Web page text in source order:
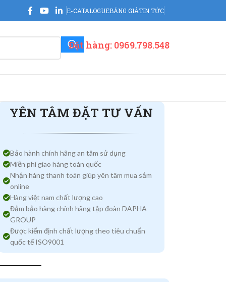
E-CATALOGUEBẢNG GIÁTIN TỨC
Đặt hàng: 0969.798.548
YÊN TÂM ĐẶT TƯ VẤN
Bảo hành chính hãng an tâm sử dụng
Miễn phí giao hàng toàn quốc
Nhận hàng thanh toán giúp yên tâm mua sắm
online
Hàng việt nam chất lượng cao
Đảm bảo hàng chính hãng tập đoàn DAPHA
GROUP
Được kiểm định chất lượng theo tiêu chuẩn
quốc tế ISO9001